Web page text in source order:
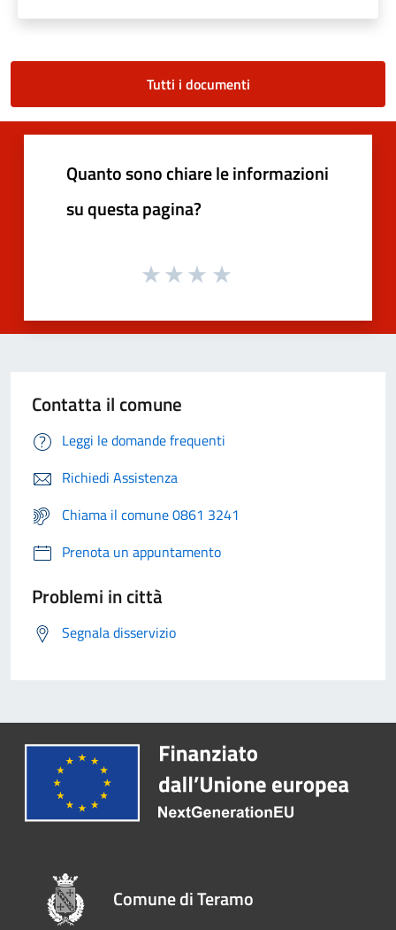
Tutti i documenti
Quanto sono chiare le informazioni
su questa pagina?
Contatta il comune
Leggi le domande frequenti
Richiedi Assistenza
Chiama il comune 0861 3241
Prenota un appuntamento
Problemi in città
Segnala disservizio
Comune di Teramo